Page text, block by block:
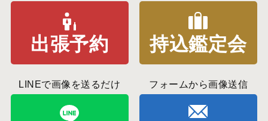
出張予約 持込鑑定会
LINEで画像を送るだけ フォームから画像送信